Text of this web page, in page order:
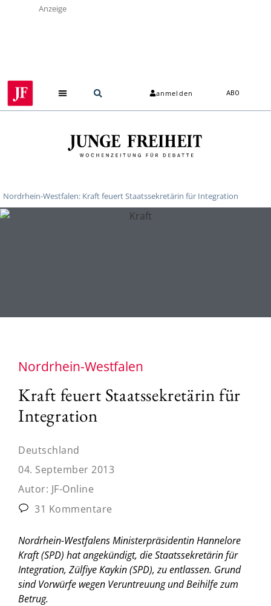
Anzeige
anmelden ABO
Nordrhein-Westfalen: Kraft feuert Staatssekretärin für Integration
Nordrhein-Westfalen
Kraft feuert Staatssekretärin für
Integration
Deutschland
04. September 2013
Autor: JF-Online
31 Kommentare
Nordrhein-Westfalens Ministerpräsidentin Hannelore
Kraft (SPD) hat angekündigt, die Staatssekretärin für
Integration, Zülfiye Kaykin (SPD), zu entlassen. Grund
sind Vorwürfe wegen Veruntreuung und Beihilfe zum
Betrug.